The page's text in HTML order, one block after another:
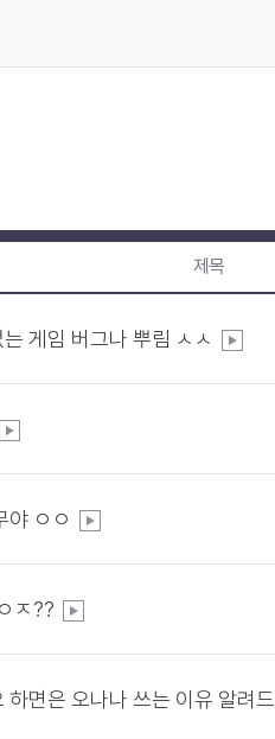
제목
게임 버그나 뿌림 ㅅㅅ
야 ㅇㅇ
ㅈ??
하면은 오나나 쓰는 이유 알려